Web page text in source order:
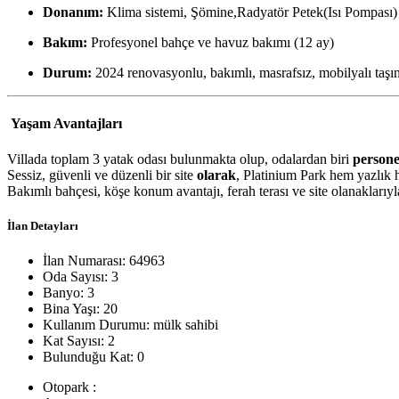
Donanım: Klima sistemi, Şömine,Radyatör Petek(Isı Pompası)
Bakım: Profesyonel bahçe ve havuz bakımı (12 ay)
Durum: 2024 renovasyonlu, bakımlı, masrafsız, mobilyalı
Yaşam Avantajları
Villada toplam 3 yatak odası bulunmakta olup, odalardan biri
Sessiz, güvenli ve düzenli bir site olarak, Platinium Park hem yazlık
Bakımlı bahçesi, köşe konum avantajı, ferah terası ve site
İlan Detayları
İlan Numarası: 64963
Oda Sayısı: 3
Banyo: 3
Bina Yaşı: 20
Kullanım Durumu: mülk sahibi
Kat Sayısı: 2
Bulunduğu Kat: 0
Otopark :